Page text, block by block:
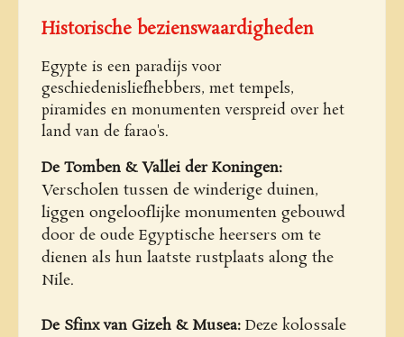
Historische bezienswaardigheden
Egypte is een paradijs voor
geschiedenisliefhebbers, met tempels,
piramides en monumenten verspreid over het
land van de farao's.
De Tomben & Vallei der Koningen:
Verscholen tussen de winderige duinen,
liggen ongelooflijke monumenten gebouwd
door de oude Egyptische heersers om te
dienen als hun laatste rustplaats along the
Nile.
De Sfinx van Gizeh & Musea: Deze kolossale